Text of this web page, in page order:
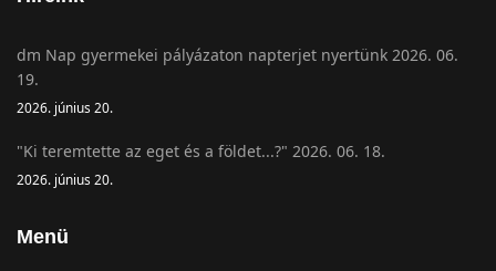
dm Nap gyermekei pályázaton napterjet nyertünk 2026. 06.
19.
2026. június 20.
"Ki teremtette az eget és a földet...?" 2026. 06. 18.
2026. június 20.
Menü